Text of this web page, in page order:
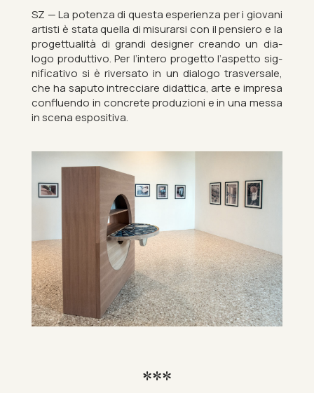
SZ — La po­tenza di questa es­per­i­enza per i giovani
artisti è stata quella di mis­ur­arsi con il pen­siero e la
pro­gettu­alità di grandi de­signer creando un dia­
logo produt­tivo. Per l’in­tero pro­getto l’as­petto sig­
ni­fic­at­ivo si è river­sato in un dia­logo tras­ver­s­ale,
che ha saputo in­trec­ciare did­at­tica, arte e im­presa
con­fluendo in con­crete produzioni e in una messa
in scena es­pos­it­iva.
***